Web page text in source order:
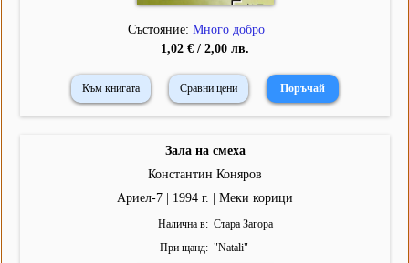
Състояние: Много добро
1,02 € / 2,00 лв.
Към книгата Сравни цени
Зала на смеха
Константин Коняров
Ариел-7 | 1994 г. | Меки корици
Налична в
Стара Загора
При щанд
"Natali"